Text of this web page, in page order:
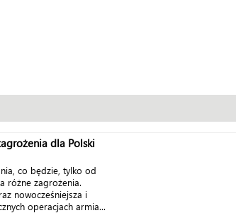
dla Polski
co będzie, tylko od
różne zagrożenia.
nowocześniejsza i
operacjach armia...